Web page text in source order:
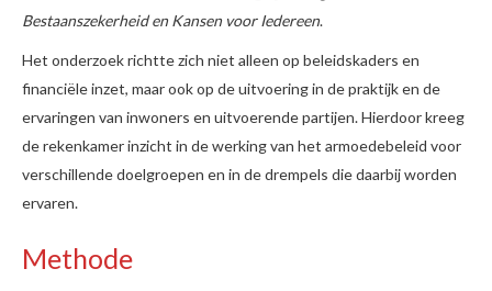
Bestaanszekerheid en Kansen voor Iedereen.
Het onderzoek richtte zich niet alleen op beleidskaders en
financiële inzet, maar ook op de uitvoering in de praktijk en de
ervaringen van inwoners en uitvoerende partijen. Hierdoor kreeg
de rekenkamer inzicht in de werking van het armoedebeleid voor
verschillende doelgroepen en in de drempels die daarbij worden
ervaren.
Methode